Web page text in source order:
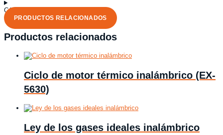
Código del Producto
PRODUCTOS RELACIONADOS
Productos relacionados
Ciclo de motor térmico inalámbrico (EX-
5630)
Ley de los gases ideales inalámbrico